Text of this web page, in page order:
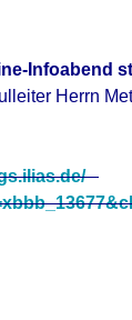
Infoabend
Herrn